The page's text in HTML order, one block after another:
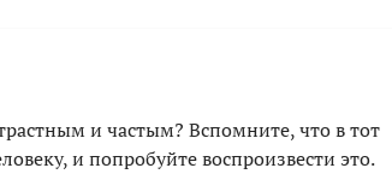
и частым? Вспомните, что в тот
и попробуйте воспроизвести это.